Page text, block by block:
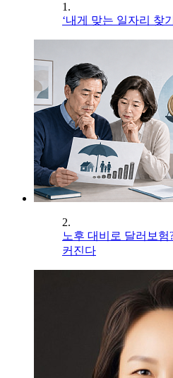
1.
‘내게 맞는 일자리 찾
2.
노후 대비로 달러보
커진다